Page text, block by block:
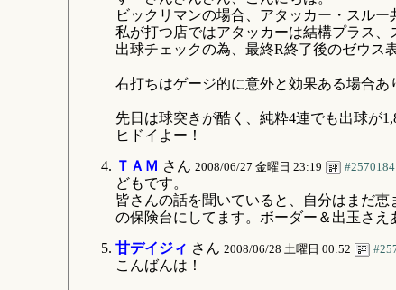
ビックリマンの場合、アタッカー・スル
私が打つ店ではアタッカーは結構プラス、
出球チェックの為、最終R終了後のゼウス
右打ちはゲージ的に意外と効果ある場合あ
先日は球突きが酷く、純粋4連でも出球が
ヒドイよー！
ＴＡＭ さん 2008/06/27 金曜日 23:19 #2570184
どもです。
皆さんの話を聞いていると、自分はまだ
の保険台にしてます。ボーダー＆出玉さえ
甘デイジィ さん 2008/06/28 土曜日 00:52
こんばんは！